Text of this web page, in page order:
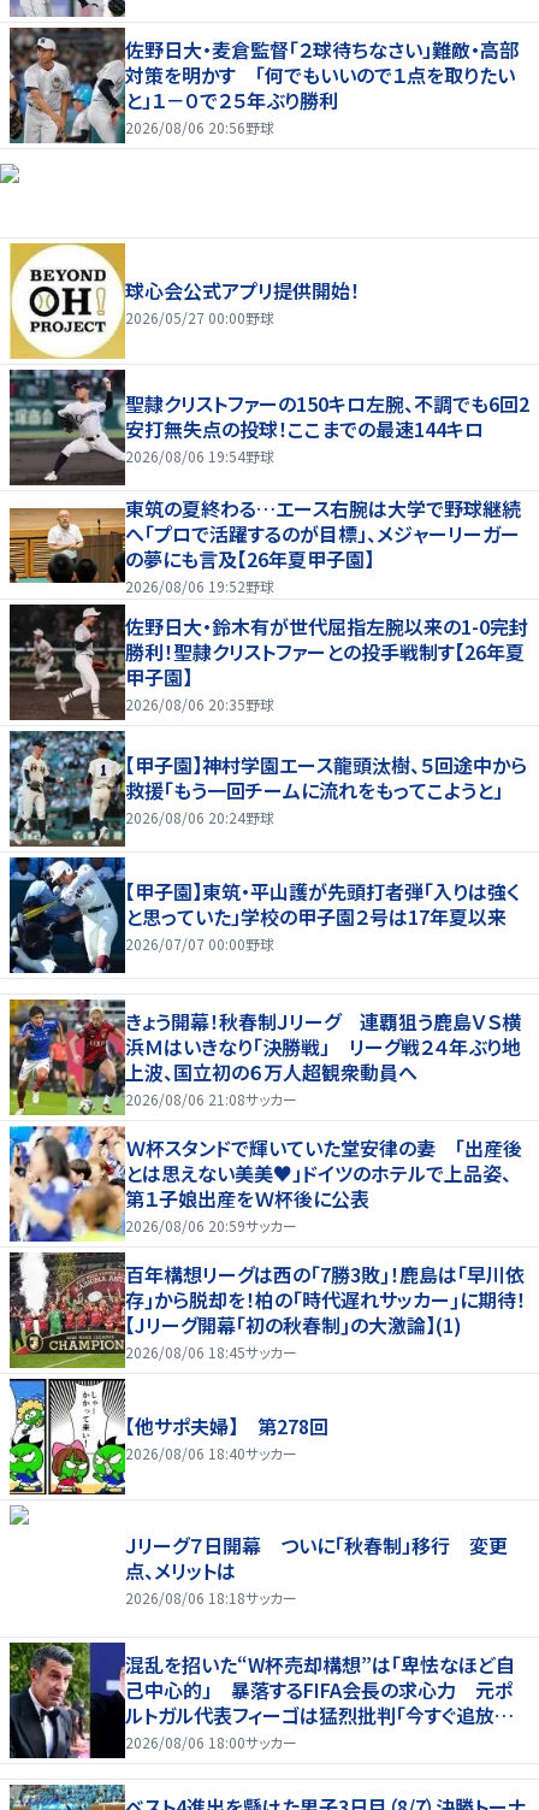
佐野日大・麦倉監督「２球待ちなさい」難敵・高部
対策を明かす 「何でもいいので１点を取りたい
と」１－０で２５年ぶり勝利
2026/08/06 20:56野球
球心会公式アプリ提供開始！
2026/05/27 00:00野球
聖隷クリストファーの150キロ左腕、不調でも6回2
安打無失点の投球！ここまでの最速144キロ
2026/08/06 19:54野球
東筑の夏終わる…エース右腕は大学で野球継続
へ「プロで活躍するのが目標」、メジャーリーガー
の夢にも言及【26年夏甲子園】
2026/08/06 19:52野球
佐野日大・鈴木有が世代屈指左腕以来の1-0完封
勝利！聖隷クリストファーとの投手戦制す【26年夏
甲子園】
2026/08/06 20:35野球
【甲子園】神村学園エース龍頭汰樹、５回途中から
救援「もう一回チームに流れをもってこようと」
2026/08/06 20:24野球
【甲子園】東筑・平山護が先頭打者弾「入りは強く
と思っていた」学校の甲子園２号は17年夏以来
2026/07/07 00:00野球
きょう開幕！秋春制Ｊリーグ 連覇狙う鹿島ＶＳ横
浜Ｍはいきなり「決勝戦」 リーグ戦２４年ぶり地
上波、国立初の６万人超観衆動員へ
2026/08/06 21:08サッカー
Ｗ杯スタンドで輝いていた堂安律の妻 「出産後
とは思えない美美♥」ドイツのホテルで上品姿、
第１子娘出産をＷ杯後に公表
2026/08/06 20:59サッカー
百年構想リーグは西の｢7勝3敗｣！鹿島は｢早川依
存｣から脱却を！柏の｢時代遅れサッカー｣に期待！
【Jリーグ開幕｢初の秋春制｣の大激論】(1)
2026/08/06 18:45サッカー
【他サポ夫婦】 第278回
2026/08/06 18:40サッカー
Ｊリーグ７日開幕 ついに「秋春制」移行 変更
点、メリットは
2026/08/06 18:18サッカー
混乱を招いた“W杯売却構想”は「卑怯なほど自
己中心的」 暴落するFIFA会長の求心力 元ポ
ルトガル代表フィーゴは猛烈批判「今すぐ追放す
べきだ」
2026/08/06 18:00サッカー